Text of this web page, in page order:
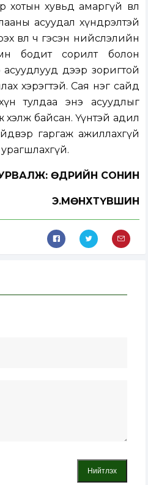
хотын хувьд амаргүй өвөл
асуудал хүндрэлтэй
өвөл ч гэсэн нийслэлийн
бодит сорилт болон
дээр зоригтой
хэрэгтэй. Сая нэг сайд
тулдаа энэ асуудлыг
байсан. Үүнтэй адил
гаргаж ажиллахгүй
ӨДРИЙН СОНИН
Э.МӨНХТҮВШИН
Нийтлэх